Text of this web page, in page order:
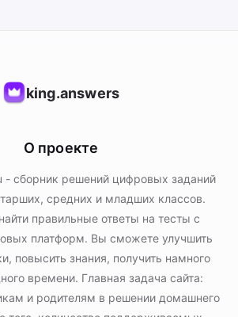
king.answers
О проекте
- сборник решений цифровых заданий
средних и младших классов.
правильные ответы на тесты с
платформ. Вы сможете улучшить
повысить знания, получить намного
времени. Главная задача сайта:
и родителям в решении домашнего